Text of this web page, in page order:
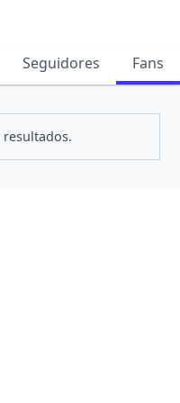
Seguidores Fans